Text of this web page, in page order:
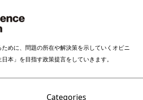
めに、問題の所在や解決策を示していくオピニ
本」を目指す政策提言をしていきます。
Categories